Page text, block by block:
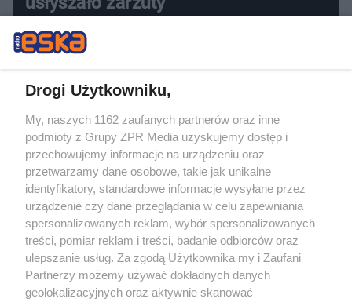
Narkotyki w Krakowie.
Funkcjonariusze przejęli blisko 11 kg
nielegalnych substancji
Drogi Użytkowniku,
My, naszych 1162 zaufanych partnerów oraz inne
podmioty z Grupy ZPR Media uzyskujemy dostęp i
przechowujemy informacje na urządzeniu oraz
przetwarzamy dane osobowe, takie jak unikalne
identyfikatory, standardowe informacje wysyłane przez
urządzenie czy dane przeglądania w celu zapewniania
spersonalizowanych reklam, wybór spersonalizowanych
treści, pomiar reklam i treści, badanie odbiorców oraz
ulepszanie usług. Za zgodą Użytkownika my i Zaufani
Partnerzy możemy używać dokładnych danych
geolokalizacyjnych oraz aktywnie skanować